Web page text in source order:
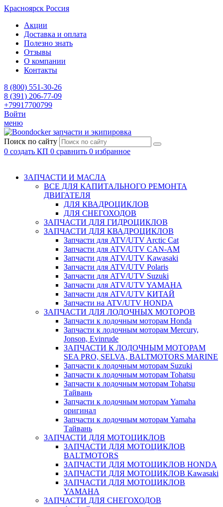
Красноярск Россия
Акции
Доставка и оплата
Полезно знать
Отзывы
О компании
Контакты
8 (800) 551-30-26
8 (391) 206-77-09
+79917700799
Войти
меню
запчасти и экипировка
Поиск по сайту
0 создать КП 0 сравнить 0 избранное
ЗАПЧАСТИ И МАСЛА
ВСЕ ДЛЯ КАПИТАЛЬНОГО РЕМОНТА
ДВИГАТЕЛЯ
ДЛЯ КВАДРОЦИКЛОВ
ДЛЯ СНЕГОХОДОВ
ЗАПЧАСТИ ДЛЯ ГИДРОЦИКЛОВ
ЗАПЧАСТИ ДЛЯ КВАДРОЦИКЛОВ
Запчасти для ATV/UTV Arctic Cat
Запчасти для ATV/UTV CAN-AM
Запчасти для ATV/UTV Kawasaki
Запчасти для ATV/UTV Polaris
Запчасти для ATV/UTV Suzuki
Запчасти для ATV/UTV YAMAHA
Запчасти для ATV/UTV КИТАЙ
Запчасти на ATV/UTV HONDA
ЗАПЧАСТИ ДЛЯ ЛОДОЧНЫХ МОТОРОВ
Запчасти к лодочным моторам Honda
Запчасти к лодочным моторам Mercury,
Jonson, Evinrude
ЗАПЧАСТИ К ЛОДОЧНЫМ МОТОРАМ
SEA PRO, SELVA, BALTMOTORS MARINE
Запчасти к лодочным моторам Suzuki
Запчасти к лодочным моторам Tohatsu
Запчасти к лодочным моторам Tohatsu
Тайвань
Запчасти к лодочным моторам Yamaha
оригинал
Запчасти к лодочным моторам Yamaha
Тайвань
ЗАПЧАСТИ ДЛЯ МОТОЦИКЛОВ
ЗАПЧАСТИ ДЛЯ МОТОЦИКЛОВ
BALTMOTORS
ЗАПЧАСТИ ДЛЯ МОТОЦИКЛОВ HONDA
ЗАПЧАСТИ ДЛЯ МОТОЦИКЛОВ Kawasaki
ЗАПЧАСТИ ДЛЯ МОТОЦИКЛОВ
YAMAHA
ЗАПЧАСТИ ДЛЯ СНЕГОХОДОВ